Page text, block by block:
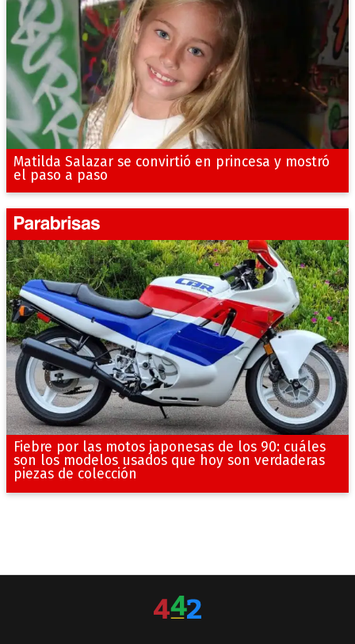
Matilda Salazar se convirtió en princesa y mostró
el paso a paso
Fiebre por las motos japonesas de los 90: cuáles
son los modelos usados que hoy son verdaderas
piezas de colección